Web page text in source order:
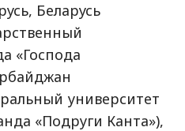
Беларусь
«Господа
университет
«Подруги Канта»),